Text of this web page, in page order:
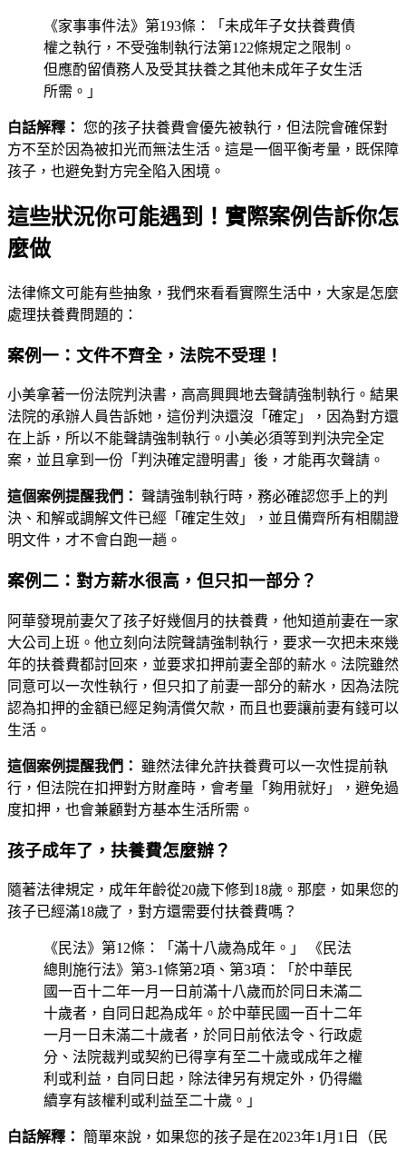
《家事事件法》第193條：「未成年子女扶養費債
權之執行，不受強制執行法第122條規定之限制。
但應酌留債務人及受其扶養之其他未成年子女生活
所需。」
白話解釋： 您的孩子扶養費會優先被執行，但法院會確保對
方不至於因為被扣光而無法生活。這是一個平衡考量，既保障
孩子，也避免對方完全陷入困境。
這些狀況你可能遇到！實際案例告訴你怎
麼做
法律條文可能有些抽象，我們來看看實際生活中，大家是怎麼
處理扶養費問題的：
案例一：文件不齊全，法院不受理！
小美拿著一份法院判決書，高高興興地去聲請強制執行。結果
法院的承辦人員告訴她，這份判決還沒「確定」，因為對方還
在上訴，所以不能聲請強制執行。小美必須等到判決完全定
案，並且拿到一份「判決確定證明書」後，才能再次聲請。
這個案例提醒我們： 聲請強制執行時，務必確認您手上的判
決、和解或調解文件已經「確定生效」，並且備齊所有相關證
明文件，才不會白跑一趟。
案例二：對方薪水很高，但只扣一部分？
阿華發現前妻欠了孩子好幾個月的扶養費，他知道前妻在一家
大公司上班。他立刻向法院聲請強制執行，要求一次把未來幾
年的扶養費都討回來，並要求扣押前妻全部的薪水。法院雖然
同意可以一次性執行，但只扣了前妻一部分的薪水，因為法院
認為扣押的金額已經足夠清償欠款，而且也要讓前妻有錢可以
生活。
這個案例提醒我們：
雖然法律允許扶養費可以一次性提前執
行，但法院在扣押對方財產時，會考量「夠用就好」，避免過
度扣押，也會兼顧對方基本生活所需。
孩子成年了，扶養費怎麼辦？
隨著法律規定，成年年齡從20歲下修到18歲。那麼，如果您的
孩子已經滿18歲了，對方還需要付扶養費嗎？
《民法》第12條：「滿十八歲為成年。」 《民法
總則施行法》第3-1條第2項、第3項：「於中華民
國一百十二年一月一日前滿十八歲而於同日未滿二
十歲者，自同日起為成年。於中華民國一百十二年
一月一日未滿二十歲者，於同日前依法令、行政處
分、法院裁判或契約已得享有至二十歲或成年之權
利或利益，自同日起，除法律另有規定外，仍得繼
續享有該權利或利益至二十歲。」
白話解釋： 簡單來說，如果您的孩子是在2023年1月1日（民